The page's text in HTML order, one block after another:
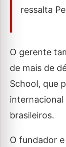
ressalta
O gerente
de mais de
School, que
internacional
brasileiros.
O fundador